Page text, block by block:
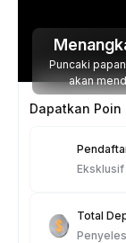
Puncaki
akan
Eksklusif
Total